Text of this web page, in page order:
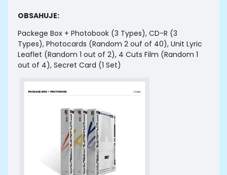
OBSAHUJE:
Packege Box + Photobook (3 Types), CD-R (3
Types), Photocards (Random 2 ouf of 40), Unit Lyric
Leaflet (Random 1 out of 2), 4 Cuts Film (Random 1
out of 4), Secret Card (1 Set)